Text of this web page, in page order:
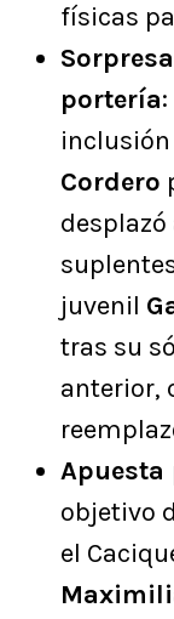
físicas
portería
inclusión
Cordero
desplazó
juvenil
tras su
anterior,
Apuesta
objetivo
el